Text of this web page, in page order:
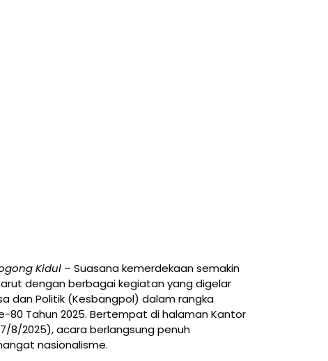
Kidul – Suasana kemerdekaan semakin
dengan berbagai kegiatan yang digelar
dan Politik (Kesbangpol) dalam rangka
80 Tahun 2025. Bertempat di halaman Kantor
8/2025), acara berlangsung penuh
nasionalisme.